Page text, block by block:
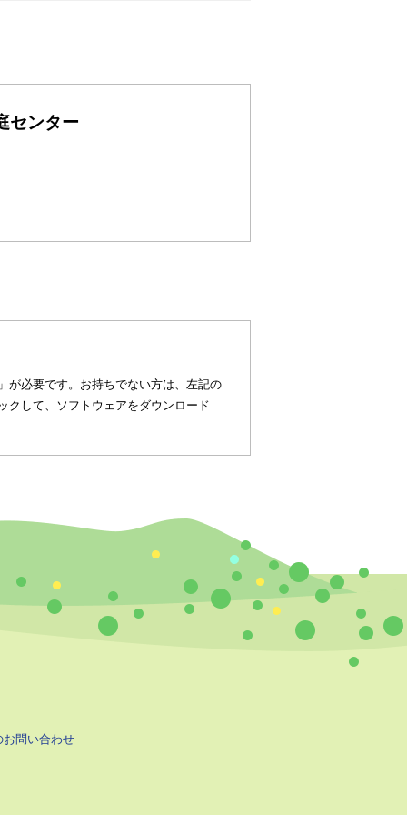
センター
が必要です。お持ちでない方は、左記の
クして、ソフトウェアをダウンロード
お問い合わせ